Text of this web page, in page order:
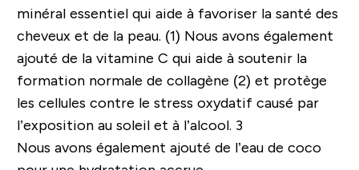
minéral essentiel qui aide à favoriser la santé des
cheveux et de la peau. (1) Nous avons également
ajouté de la vitamine C qui aide à soutenir la
formation normale de collagène (2) et protège
les cellules contre le stress oxydatif causé par
l’exposition au soleil et à l’alcool. 3
Nous avons également ajouté de l’eau de coco